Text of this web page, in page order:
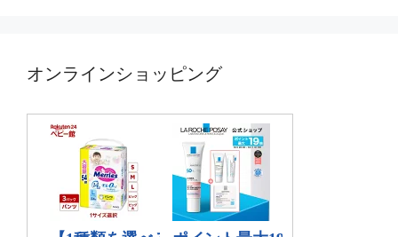
オンラインショッピング